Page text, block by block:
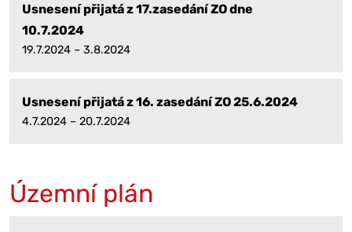
Usnesení přijatá z 17.zasedání ZO dne
10.7.2024
19.7.2024 – 3.8.2024
Usnesení přijatá z 16. zasedání ZO 25.6.2024
4.7.2024 – 20.7.2024
Územní plán